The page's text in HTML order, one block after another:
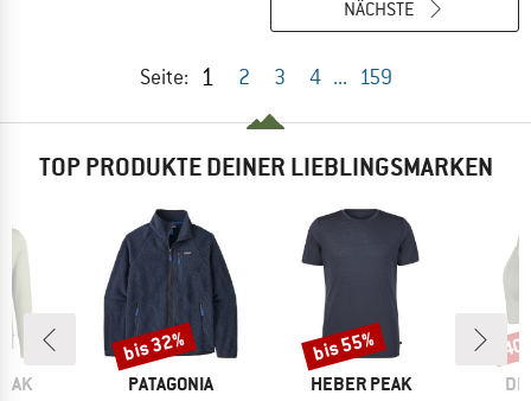
Seite: 1 2 3 4 ... 159
NÄCHSTE
TOP PRODUKTE DEINER LIEBLINGSMARKEN
MARKE
PATAGONIA
Rabatt
bis 32%
MARKE
HEBER PEAK
Rabatt
bis 55%